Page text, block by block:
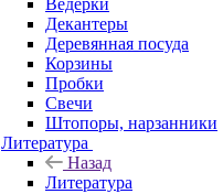
Ведёрки
Декантеры
Деревянная посуда
Корзины
Пробки
Свечи
Штопоры, нарзанники
Литература
Назад
Литература